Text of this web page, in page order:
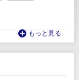
もっと見る